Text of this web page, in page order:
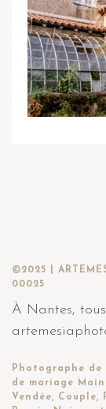
©2025 |
00025
À Nantes,
Photographe
de mariage
Vendée,